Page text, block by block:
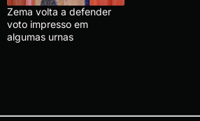
Zema volta a defender
voto impresso em
algumas urnas